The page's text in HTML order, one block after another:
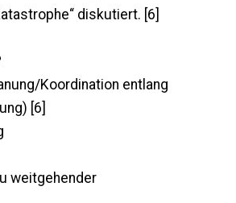
diskutiert. [6]
Koordination entlang
[6]
weitgehender